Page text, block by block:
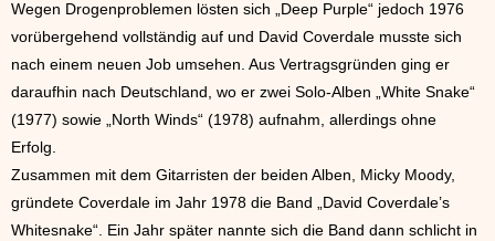
Wegen Drogenproblemen lösten sich „Deep Purple“ jedoch 1976
vorübergehend vollständig auf und David Coverdale musste sich
nach einem neuen Job umsehen. Aus Vertragsgründen ging er
daraufhin nach Deutschland, wo er zwei Solo-Alben „White Snake“
(1977) sowie „North Winds“ (1978) aufnahm, allerdings ohne
Erfolg.
Zusammen mit dem Gitarristen der beiden Alben, Micky Moody,
gründete Coverdale im Jahr 1978 die Band „David Coverdale’s
Whitesnake“. Ein Jahr später nannte sich die Band dann schlicht in